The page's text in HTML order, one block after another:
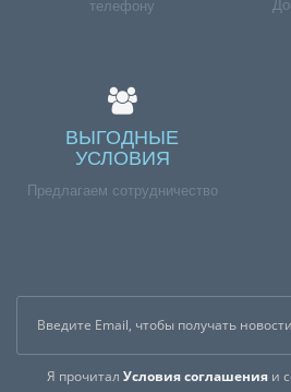
телефону
ВЫГОДНЫЕ
УСЛОВИЯ
Предлагаем сотрудничество
Я прочитал Условия соглашенияи